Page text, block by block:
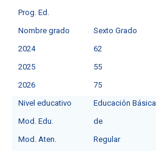
Prog. Ed.
Nombre grado
Sexto Grado
2024
62
2025
55
2026
75
Nivel educativo
Educación Básica
Mod. Edu.
de
Mod. Aten.
Regular